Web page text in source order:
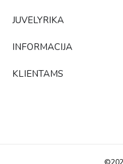
JUVELYRIKA
INFORMACIJA
KLIENTAMS